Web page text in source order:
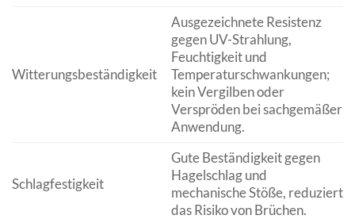
Witterungsbeständigkeit
Ausgezeichnete Resistenz
gegen UV-Strahlung,
Feuchtigkeit und
Temperaturschwankungen;
kein Vergilben oder
Verspröden bei sachgemäßer
Anwendung.
Schlagfestigkeit
Gute Beständigkeit gegen
Hagelschlag und
mechanische Stöße, reduziert
das Risiko von Brüchen.